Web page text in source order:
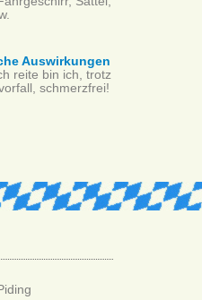
Auswirkungen
reite bin ich, trotz
schmerzfrei!